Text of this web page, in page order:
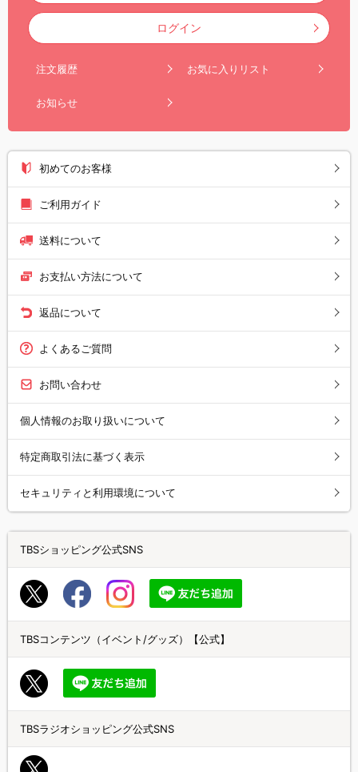
ログイン
注文履歴 お気に入りリスト
お知らせ
初めてのお客様
ご利用ガイド
送料について
お支払い方法について
返品について
よくあるご質問
お問い合わせ
個人情報のお取り扱いについて
特定商取引法に基づく表示
セキュリティと利用環境について
TBSショッピング公式SNS
TBSコンテンツ（イベント/グッズ）【公式】
TBSラジオショッピング公式SNS